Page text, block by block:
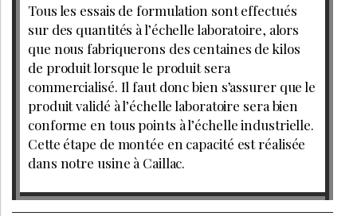
Tous les essais de formulation sont effectués
sur des quantités à l’échelle laboratoire, alors
que nous fabriquerons des centaines de kilos
de produit lorsque le produit sera
commercialisé. Il faut donc bien s’assurer que le
produit validé à l’échelle laboratoire sera bien
conforme en tous points à l’échelle industrielle.
Cette étape de montée en capacité est réalisée
dans notre usine à Caillac.